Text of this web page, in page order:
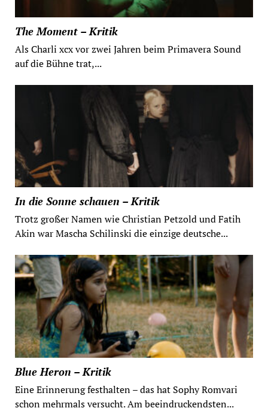
The Moment – Kritik
Als Charli xcx vor zwei Jahren beim Primavera Sound
auf die Bühne trat,...
In die Sonne schauen – Kritik
Trotz großer Namen wie Christian Petzold und Fatih
Akin war Mascha Schilinski die einzige deutsche...
Blue Heron – Kritik
Eine Erinnerung festhalten – das hat Sophy Romvari
schon mehrmals versucht. Am beeindruckendsten...